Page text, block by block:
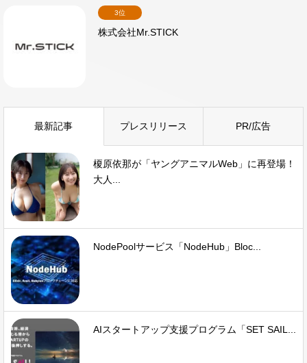
3位
株式会社Mr.STICK
最新記事 プレスリリース PR/広告
榎原依那が「ヤングアニマルWeb」に再登場！
大人...
NodePoolサービス「NodeHub」Bloc...
AIスタートアップ支援プログラム「SET SAIL...